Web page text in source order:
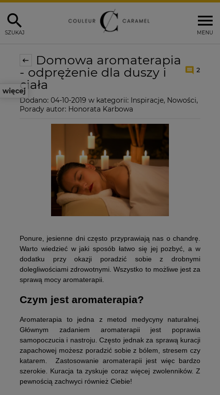
MENU
SZUKAJ
więcej
Domowa aromaterapia
- odprężenie dla duszy i
ciała
2
Dodano: 04-10-2019 w kategorii: Inspiracje, Nowości,
Porady autor: Honorata Karbowa
Ponure, jesienne dni często przyprawiają nas o chandrę.
Warto wiedzieć w jaki sposób łatwo się jej pozbyć, a w
dodatku przy okazji poradzić sobie z drobnymi
dolegliwościami zdrowotnymi. Wszystko to możliwe jest za
sprawą mocy aromaterapii.
Czym jest aromaterapia?
Aromaterapia to jedna z metod medycyny naturalnej.
Głównym zadaniem aromaterapii jest poprawia
samopoczucia i nastroju. Często jednak za sprawą kuracji
zapachowej możesz poradzić sobie z bólem, stresem czy
katarem. Zastosowanie aromaterapii jest więc bardzo
szerokie. Kuracja ta zyskuje coraz więcej zwolenników. Z
pewnością zachwyci również Ciebie!